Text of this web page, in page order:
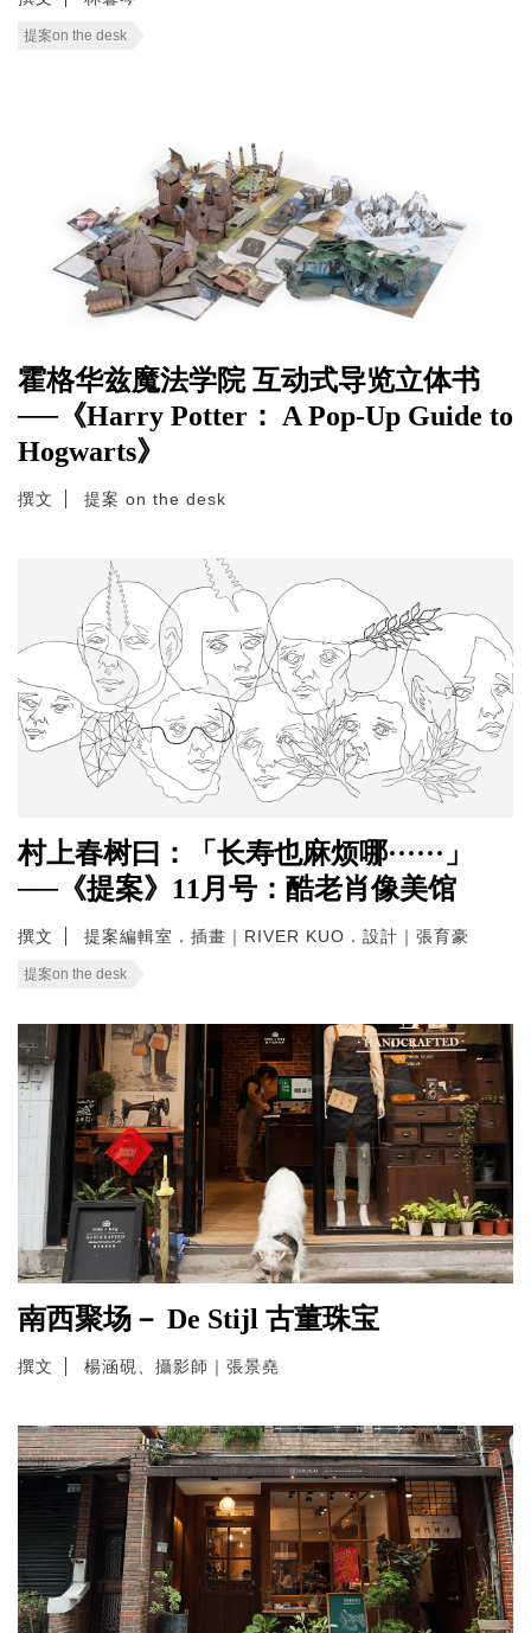
提案on the desk
霍格华兹魔法学院 互动式导览立体书
──《Harry Potter： A Pop-Up Guide to
Hogwarts》
撰文 提案 on the desk
村上春树曰：「长寿也麻烦哪······」
──《提案》11月号：酷老肖像美馆
撰文 提案編輯室．插畫｜RIVER KUO．設計｜張育豪
提案on the desk
南西聚场－ De Stijl 古董珠宝
撰文 楊涵硯、攝影師｜張景堯